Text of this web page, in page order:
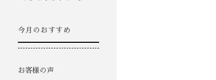
今月のおすすめ
お客様の声